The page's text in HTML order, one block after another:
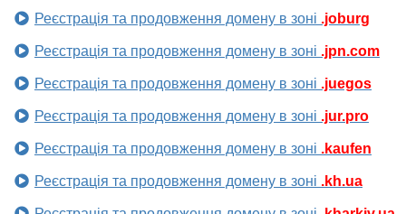
Реєстрація та продовження домену в зоні .joburg
Реєстрація та продовження домену в зоні .jpn.com
Реєстрація та продовження домену в зоні .juegos
Реєстрація та продовження домену в зоні .jur.pro
Реєстрація та продовження домену в зоні .kaufen
Реєстрація та продовження домену в зоні .kh.ua